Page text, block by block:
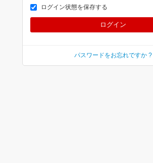
ログイン状態を保存する
パスワードをお忘れですか ?